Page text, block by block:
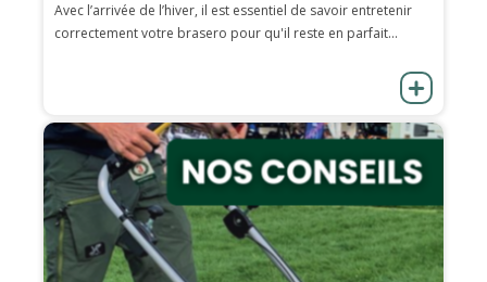
Avec l’arrivée de l’hiver, il est essentiel de savoir entretenir
correctement votre brasero pour qu'il reste en parfait...